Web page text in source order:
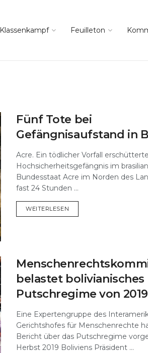
Klassenkampf Feuilleton
Fünf Tote bei
Gefängnisaufstand in
Acre. Ein tödlicher Vorfall
Hochsicherheitsgefängnis im
Bundesstaat Acre im Norden des
fast 24 Stunden ...
WEITERLESEN
belastet bolivianisches
Putschregime von 2019
Eine Expertengruppe des
Gerichtshofes für Menschenrechte
Bericht über das Putschregime
Herbst 2019 Boliviens Präsident ...